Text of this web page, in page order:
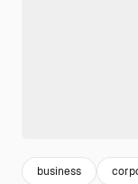
business